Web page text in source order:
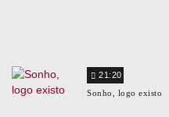
21:20
Sonho, logo existo